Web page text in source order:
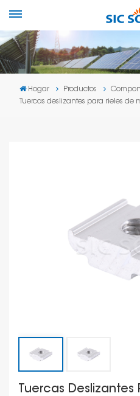
Hogar Productos
Tuercas deslizantes para rieles de
Tuercas Deslizantes